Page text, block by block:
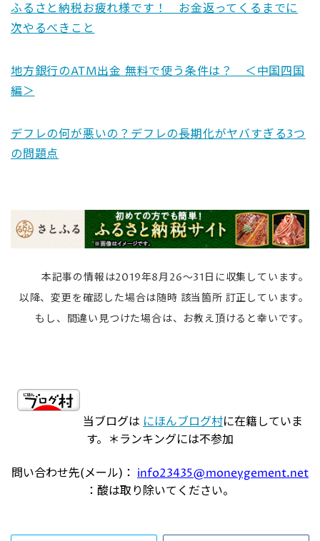
ふるさと納税お疲れ様です！ お金返ってくるまでに
次やるべきこと
地方銀行のATM出金 無料で使う条件は？ ＜中国四国
編＞
デフレの何が悪いの？デフレの長期化がヤバすぎる3つ
の問題点
本記事の情報は2019年8月26～31日に収集しています。
以降、変更を確認した場合は随時 該当箇所 訂正しています。
もし、間違い見つけた場合は、お教え頂けると幸いです。
当ブログは にほんブログ村に在籍していま
す。＊ランキングには不参加
問い合わせ先(メール)： info23435@moneygement.net
：酸は取り除いてください。